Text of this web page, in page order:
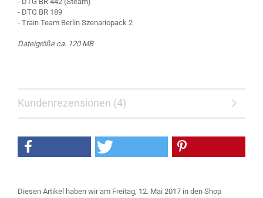
- DTG BR 189
- Train Team Berlin Szenariopack 2
Dateigröße ca. 120 MB
Kundenrezensionen (4)
Diesen Artikel haben wir am Freitag, 12. Mai 2017 in den Shop